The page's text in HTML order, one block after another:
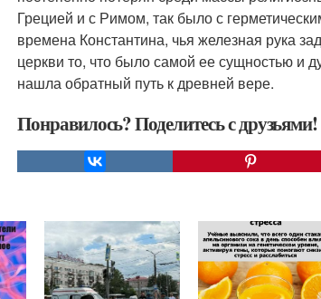
Грецией и с Римом, так было с
времена Константина, чья железная рука
церкви то, что было самой ее сущностью и
нашла обратный путь к древней вере.
Понравилось? Поделитесь с друзьями!